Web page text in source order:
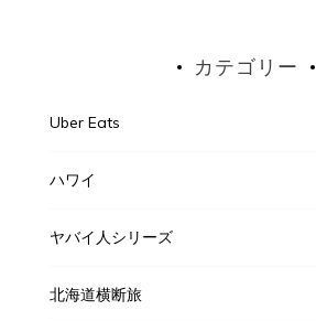
カテゴリー
Uber Eats
ハワイ
ヤバイ人シリーズ
北海道横断旅